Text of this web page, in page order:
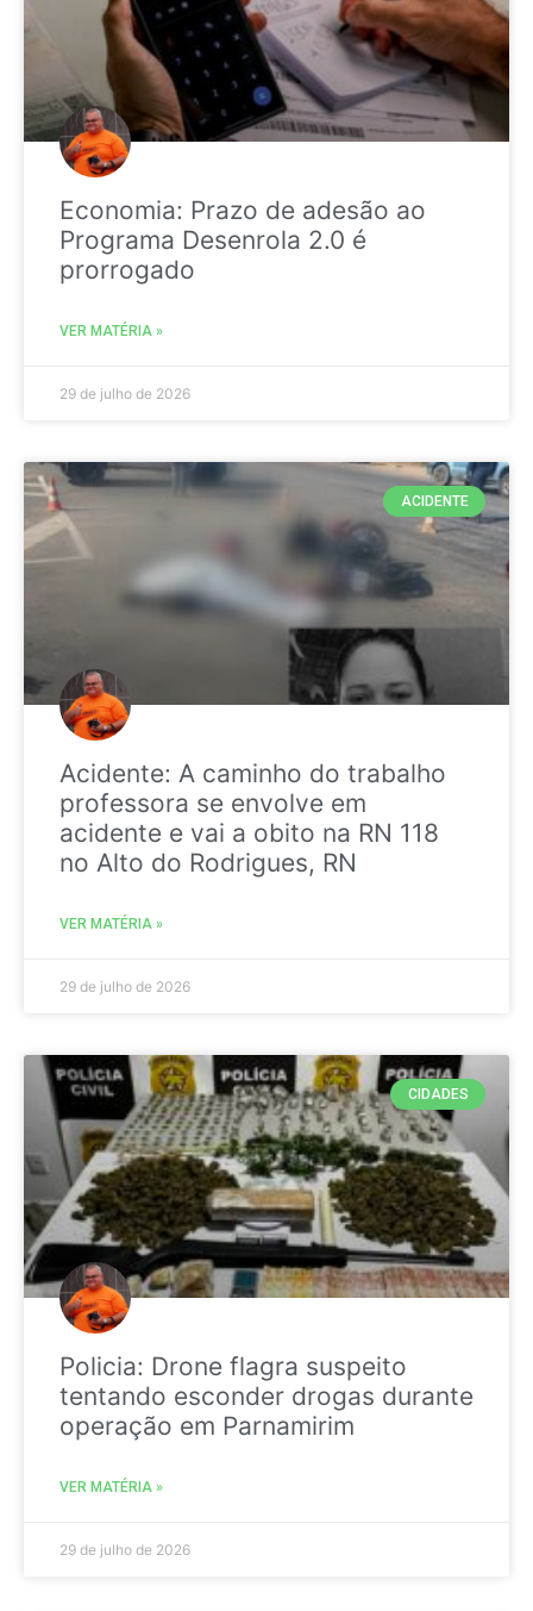
Economia: Prazo de adesão ao
Programa Desenrola 2.0 é
prorrogado
VER MATÉRIA »
29 de julho de 2026
ACIDENTE
Acidente: A caminho do trabalho
professora se envolve em
acidente e vai a obito na RN 118
no Alto do Rodrigues, RN
VER MATÉRIA »
29 de julho de 2026
CIDADES
Policia: Drone flagra suspeito
tentando esconder drogas durante
operação em Parnamirim
VER MATÉRIA »
29 de julho de 2026